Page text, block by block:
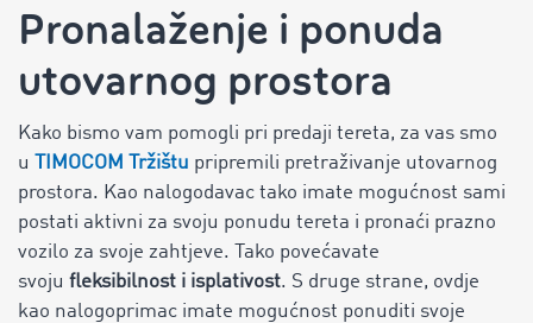
Pronalaženje i ponuda
utovarnog prostora
Kako bismo vam pomogli pri predaji tereta, za vas smo
u
TIMOCOM Tržištu pripremili pretraživanje utovarnog
prostora. Kao nalogodavac tako imate mogućnost sami
postati aktivni za svoju ponudu tereta i pronaći prazno
vozilo za svoje zahtjeve. Tako povećavate
svoju fleksibilnost i isplativost. S druge strane, ovdje
kao nalogoprimac imate mogućnost ponuditi svoje